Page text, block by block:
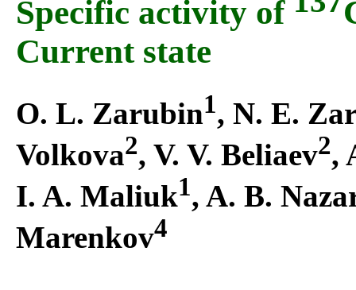
Specific activity of
Current state
O. L. Zarubin1, N. E.
Volkova2, V. V. Beliaev2,
I. A. Maliuk1, A. B.
Marenkov4